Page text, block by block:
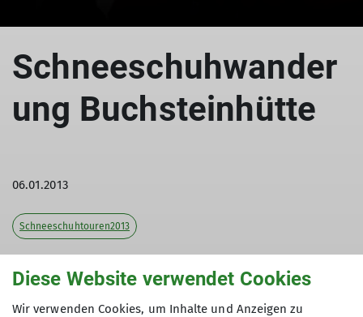
Schneeschuhwander
ung Buchsteinhütte
06.01.2013
Schneeschuhtouren2013
Tourenleiter: Findelsberger Alois
Teilnehmer: 7
Diese Website verwendet Cookies
Wir verwenden Cookies, um Inhalte und Anzeigen zu